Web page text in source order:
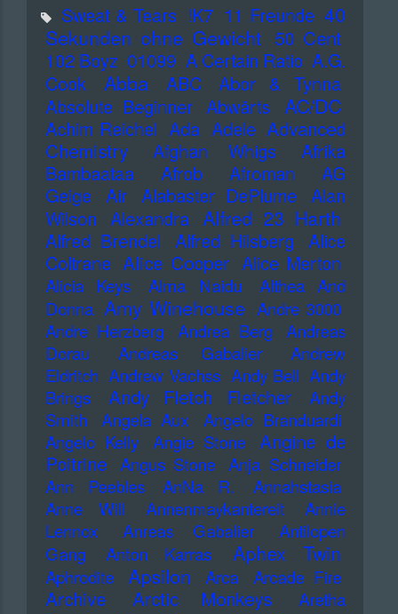
Sweat & Tears !K7 11 Freunde 40
Sekunden ohne Gewicht 50 Cent
102 Boyz 01099 A Certain Ratio A.G.
Cook
Abba ABC
Abor & Tynna
Absolute Beginner Abwärts AC/DC
Achim Reichel Ada Adele Advanced
Chemistry
Afghan Whigs
Afrika
Bambaataa
Afrob Afroman
AG
Geige
Air Alabaster DePlume
Alan
Wilson Alexandra Alfred 23 Harth
Alfred Brendel Alfred Hilsberg
Alice
Coltrane Alice Cooper Alice Merton
Alicia Keys Alma Naidu
Althea And
Donna Amy Winehouse Andre 3000
Andre Herzberg
Andrea Berg
Andreas
Dorau
Andreas Gabalier
Andrew
Eldritch Andrew Vachss Andy Bell Andy
Brings
Andy Fletch Fletcher
Andy
Smith
Angela Aux
Angelo Branduardi
Angelo Kelly
Angie Stone
Angine de
Poitrine Angus Stone Anja Schneider
Ann Peebles
AnNa R.
Annahstasia
Anne Will
Annenmaykantereit
Annie
Lennox
Anreas Gabalier
Antilopen
Gang
Anton Karras Aphex Twin
Aphrodite Apsilon Arca Arcade Fire
Archive Arctic Monkeys
Aretha